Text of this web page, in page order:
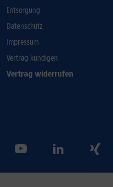
Entsorgung
Datenschutz
Impressum
Vertrag kündigen
Vertrag widerrufen